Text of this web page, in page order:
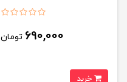
690,000 تومان